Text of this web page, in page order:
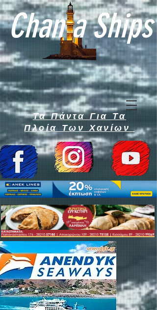
Chan a Ships
Τα Πάντα Για Τα
Πλοία Των Χανίων